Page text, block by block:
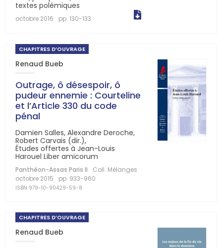
textes polémiques
octobre 2016 pp. 130-133
CHAPITRES D’OUVRAGE
Renaud Bueb
Outrage, ô désespoir, ô
pudeur ennemie : Courteline
et l’Article 330 du code
pénal
Damien Salles, Alexandre Deroche,
Robert Carvais (dir.),
Études offertes à Jean-Louis
Harouel Liber amicorum
Panthéon-Assas Paris II
Coll. Mélanges
octobre 2015
pp. 933-960
ISBN 979-10-90429-59-8
CHAPITRES D’OUVRAGE
Renaud Bueb